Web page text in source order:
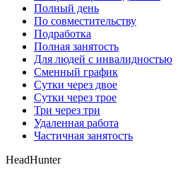
Полный день
По совместительству
Подработка
Полная занятость
Для людей с инвалидностью
Сменный график
Сутки через двое
Сутки через трое
Три через три
Удаленная работа
Частичная занятость
HeadHunter